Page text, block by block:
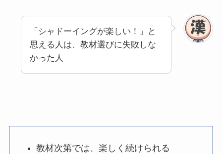
「シャドーイングが楽しい！」と
思える人は、教材選びに失敗しな
かった人
教材次第では、楽しく続けられる